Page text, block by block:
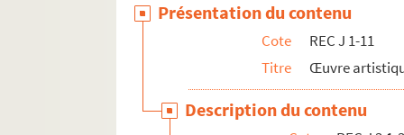
REC J 4.1-27. Accueil au Théâtre des
REC J 5.1-24. Projets inaboutis.
REC J 6.1-2. Textes de pièce
Présentation du contenu
Cote
REC J 1-11
Titre
Œuvre
Description du contenu